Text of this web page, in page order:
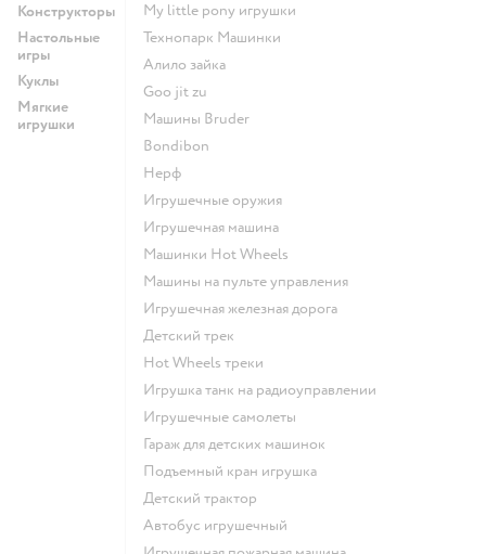
Конструкторы
Настольные
игры
Куклы
Мягкие
игрушки
my little pony игрушки
Технопарк Машинки
Алило зайка
Goo jit zu
Машины Bruder
Bondibon
Нерф
Игрушечные оружия
Игрушечная машина
Машинки Hot Wheels
Машины на пульте управления
Игрушечная железная дорога
Детский трек
Hot Wheels треки
Игрушка танк на радиоуправлении
Игрушечные самолеты
Гараж для детских машинок
Подъемный кран игрушка
Детский трактор
Автобус игрушечный